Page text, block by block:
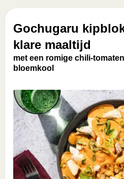
Gochugaru
klare maaltijd
met een romige chili-
bloemkool